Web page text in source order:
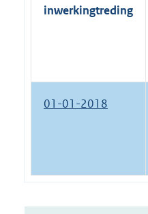
inwerkingtreding
01-01-2018